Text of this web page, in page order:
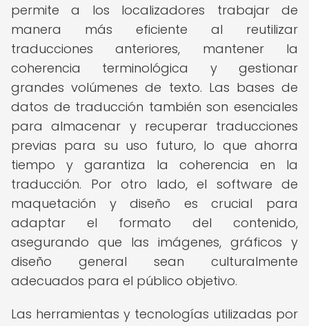
permite a los localizadores trabajar de
manera más eficiente al reutilizar
traducciones anteriores, mantener la
coherencia terminológica y gestionar
grandes volúmenes de texto. Las bases de
datos de traducción también son esenciales
para almacenar y recuperar traducciones
previas para su uso futuro, lo que ahorra
tiempo y garantiza la coherencia en la
traducción. Por otro lado, el software de
maquetación y diseño es crucial para
adaptar el formato del contenido,
asegurando que las imágenes, gráficos y
diseño general sean culturalmente
adecuados para el público objetivo.
Las herramientas y tecnologías utilizadas por